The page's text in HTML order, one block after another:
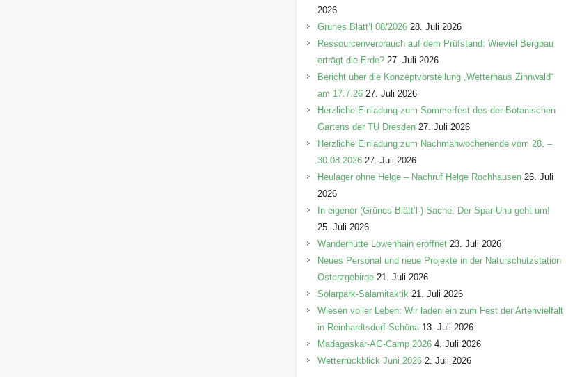
e
n
2026
Grünes Blätt’l 08/2026 28. Juli 2026
Ressourcenverbrauch auf dem Prüfstand: Wieviel Bergbau
erträgt die Erde? 27. Juli 2026
Bericht über die Konzeptvorstellung „Wetterhaus Zinnwald“
am 17.7.26 27. Juli 2026
Herzliche Einladung zum Sommerfest des der Botanischen
Gartens der TU Dresden 27. Juli 2026
Herzliche Einladung zum Nachmähwochenende vom 28. –
30.08.2026 27. Juli 2026
Heulager ohne Helge – Nachruf Helge Rochhausen 26. Juli
2026
In eigener (Grünes-Blätt’l-) Sache: Der Spar-Uhu geht um!
25. Juli 2026
Wanderhütte Löwenhain eröffnet 23. Juli 2026
Neues Personal und neue Projekte in der Naturschutzstation
Osterzgebirge 21. Juli 2026
Solarpark-Salamitaktik 21. Juli 2026
Wiesen voller Leben: Wir laden ein zum Fest der Artenvielfalt
in Reinhardtsdorf-Schöna 13. Juli 2026
Madagaskar-AG-Camp 2026 4. Juli 2026
Wetterrückblick Juni 2026 2. Juli 2026